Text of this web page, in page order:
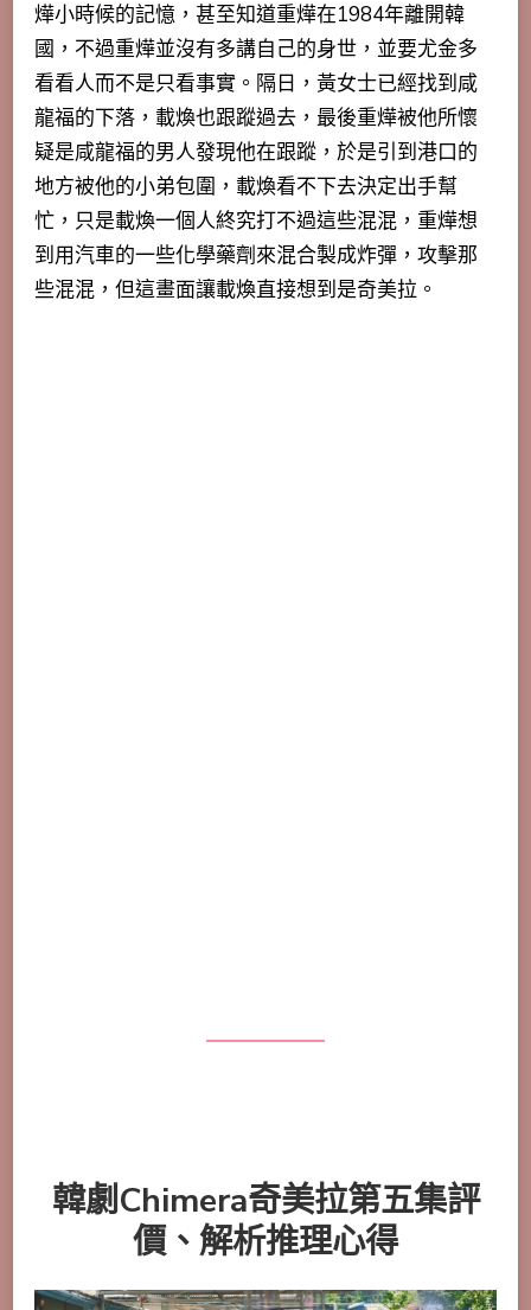
燁小時候的記憶，甚至知道重燁在1984年離開韓
國，不過重燁並沒有多講自己的身世，並要尤金多
看看人而不是只看事實。隔日，黃女士已經找到咸
龍福的下落，載煥也跟蹤過去，最後重燁被他所懷
疑是咸龍福的男人發現他在跟蹤，於是引到港口的
地方被他的小弟包圍，載煥看不下去決定出手幫
忙，只是載煥一個人終究打不過這些混混，重燁想
到用汽車的一些化學藥劑來混合製成炸彈，攻擊那
些混混，但這畫面讓載煥直接想到是奇美拉。
韓劇Chimera奇美拉第五集評
價、解析推理心得